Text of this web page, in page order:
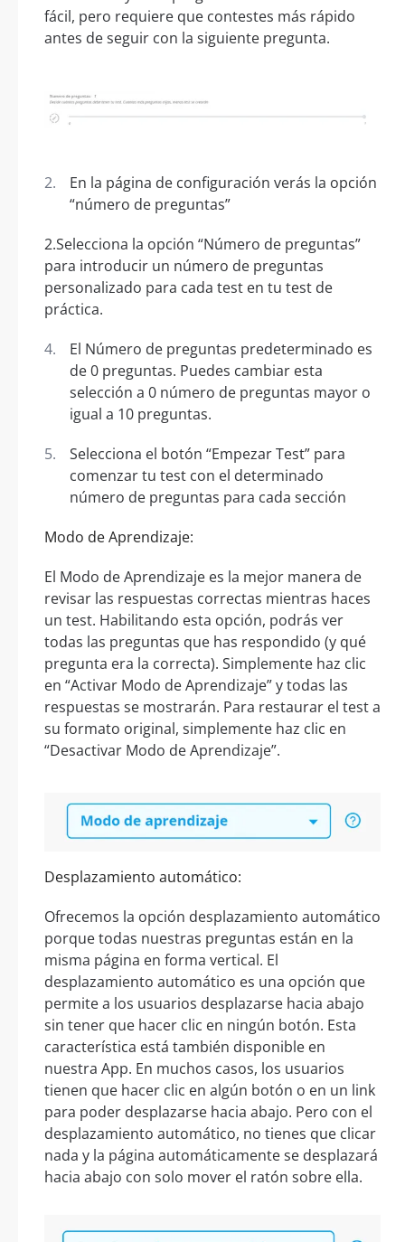
fácil, pero requiere que contestes más rápido
antes de seguir con la siguiente pregunta.
En la página de configuración verás la opción
“número de preguntas”
2.Selecciona la opción “Número de preguntas”
para introducir un número de preguntas
personalizado para cada test en tu test de
práctica.
El Número de preguntas predeterminado es
de 0 preguntas. Puedes cambiar esta
selección a 0 número de preguntas mayor o
igual a 10 preguntas.
Selecciona el botón “Empezar Test” para
comenzar tu test con el determinado
número de preguntas para cada sección
Modo de Aprendizaje:
El Modo de Aprendizaje es la mejor manera de
revisar las respuestas correctas mientras haces
un test. Habilitando esta opción, podrás ver
todas las preguntas que has respondido (y qué
pregunta era la correcta). Simplemente haz clic
en “Activar Modo de Aprendizaje” y todas las
respuestas se mostrarán. Para restaurar el test a
su formato original, simplemente haz clic en
“Desactivar Modo de Aprendizaje”.
Desplazamiento automático:
Ofrecemos la opción desplazamiento automático
porque todas nuestras preguntas están en la
misma página en forma vertical. El
desplazamiento automático es una opción que
permite a los usuarios desplazarse hacia abajo
sin tener que hacer clic en ningún botón. Esta
característica está también disponible en
nuestra App. En muchos casos, los usuarios
tienen que hacer clic en algún botón o en un link
para poder desplazarse hacia abajo. Pero con el
desplazamiento automático, no tienes que clicar
nada y la página automáticamente se desplazará
hacia abajo con solo mover el ratón sobre ella.